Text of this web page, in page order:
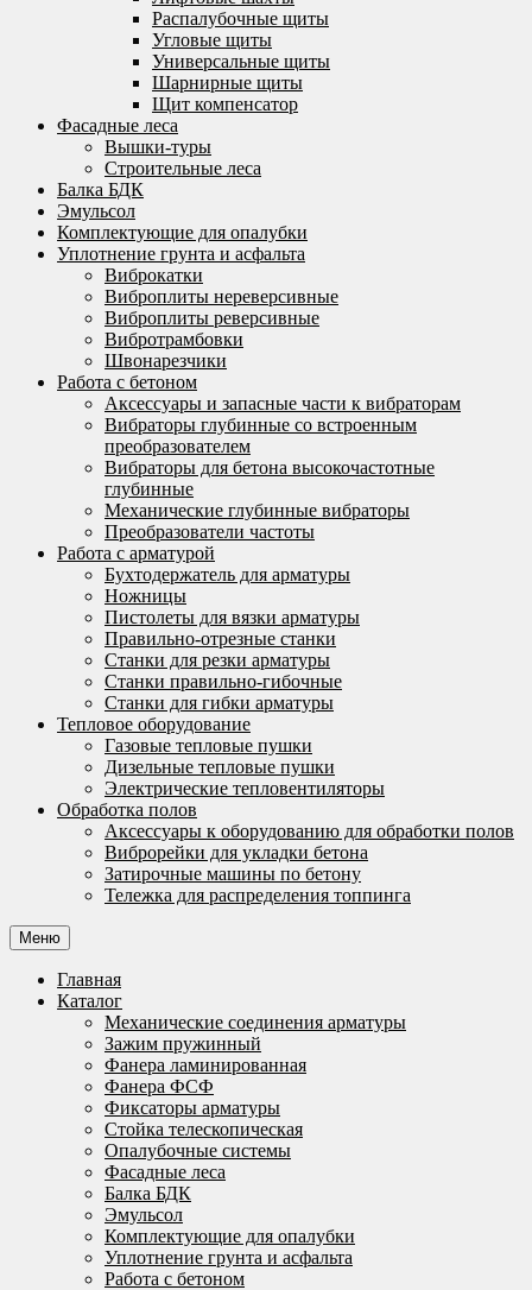
Распалубочные щиты
Угловые щиты
Универсальные щиты
Шарнирные щиты
Щит компенсатор
Фасадные леса
Вышки-туры
Строительные леса
Балка БДК
Эмульсол
Комплектующие для опалубки
Уплотнение грунта и асфальта
Виброкатки
Виброплиты нереверсивные
Виброплиты реверсивные
Вибротрамбовки
Швонарезчики
Работа с бетоном
Аксессуары и запасные части к вибраторам
Вибраторы глубинные со встроенным
преобразователем
Вибраторы для бетона высокочастотные
глубинные
Механические глубинные вибраторы
Преобразователи частоты
Работа с арматурой
Бухтодержатель для арматуры
Ножницы
Пистолеты для вязки арматуры
Правильно-отрезные станки
Станки для резки арматуры
Станки правильно-гибочные
Станки для гибки арматуры
Тепловое оборудование
Газовые тепловые пушки
Дизельные тепловые пушки
Электрические тепловентиляторы
Обработка полов
Аксессуары к оборудованию для обработки полов
Виброрейки для укладки бетона
Затирочные машины по бетону
Тележка для распределения топпинга
Меню
Главная
Каталог
Механические соединения арматуры
Зажим пружинный
Фанера ламинированная
Фанера ФСФ
Фиксаторы арматуры
Стойка телескопическая
Опалубочные системы
Фасадные леса
Балка БДК
Эмульсол
Комплектующие для опалубки
Уплотнение грунта и асфальта
Работа с бетоном